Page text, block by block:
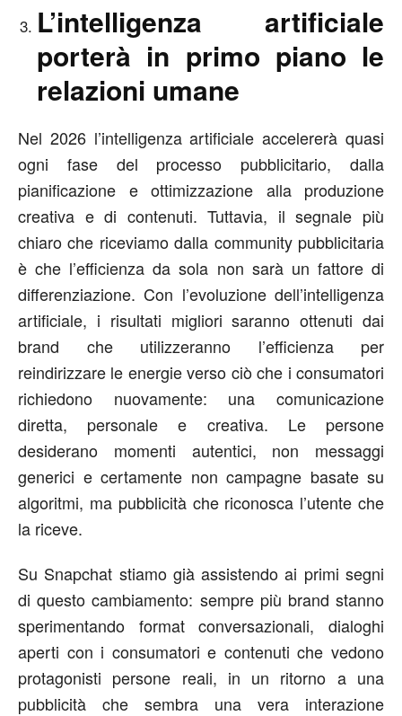
L’intelligenza artificiale
porterà in primo piano le
relazioni umane
Nel 2026 l’intelligenza artificiale accelererà quasi
ogni fase del processo pubblicitario, dalla
pianificazione e ottimizzazione alla produzione
creativa e di contenuti. Tuttavia, il segnale più
chiaro che riceviamo dalla community pubblicitaria
è che l’efficienza da sola non sarà un fattore di
differenziazione. Con l’evoluzione dell’intelligenza
artificiale, i risultati migliori saranno ottenuti dai
brand che utilizzeranno l’efficienza per
reindirizzare le energie verso ciò che i consumatori
richiedono nuovamente: una comunicazione
diretta, personale e creativa. Le persone
desiderano momenti autentici, non messaggi
generici e certamente non campagne basate su
algoritmi, ma pubblicità che riconosca l’utente che
la riceve.
Su Snapchat stiamo già assistendo ai primi segni
di questo cambiamento: sempre più brand stanno
sperimentando format conversazionali, dialoghi
aperti con i consumatori e contenuti che vedono
protagonisti persone reali, in un ritorno a una
pubblicità che sembra una vera interazione